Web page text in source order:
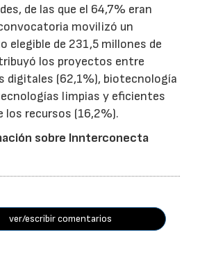
de las que el 64,7% eran
movilizó un
elegible de 231,5 millones de
los proyectos entre
digitales (62,1%), biotecnología
limpias y eficientes
los recursos (16,2%).
sobre Innterconecta
ver/escribir comentarios